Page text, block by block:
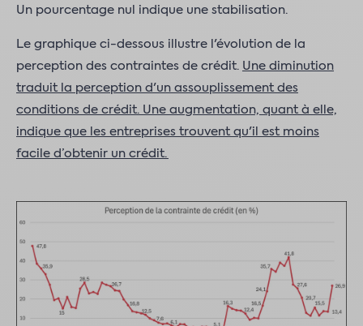
Un pourcentage nul indique une stabilisation.
Le graphique ci-dessous illustre l'évolution de la
perception des contraintes de crédit. Une diminution
traduit la perception d'un assouplissement des
conditions de crédit. Une augmentation, quant à elle,
indique que les entreprises trouvent qu'il est moins
facile d’obtenir un crédit.